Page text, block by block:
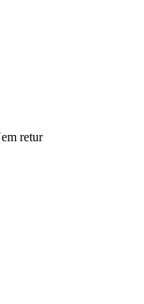
retur